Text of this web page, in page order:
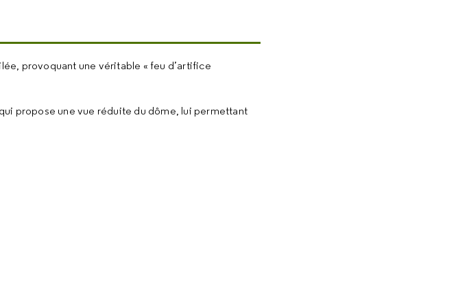
provoquant une véritable « feu d’artifice
propose une vue réduite du dôme, lui permettant